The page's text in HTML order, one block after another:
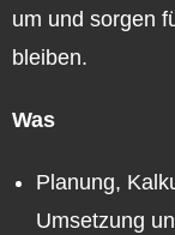
um und sorgen
bleiben.
Was
Planung,
Umsetzung